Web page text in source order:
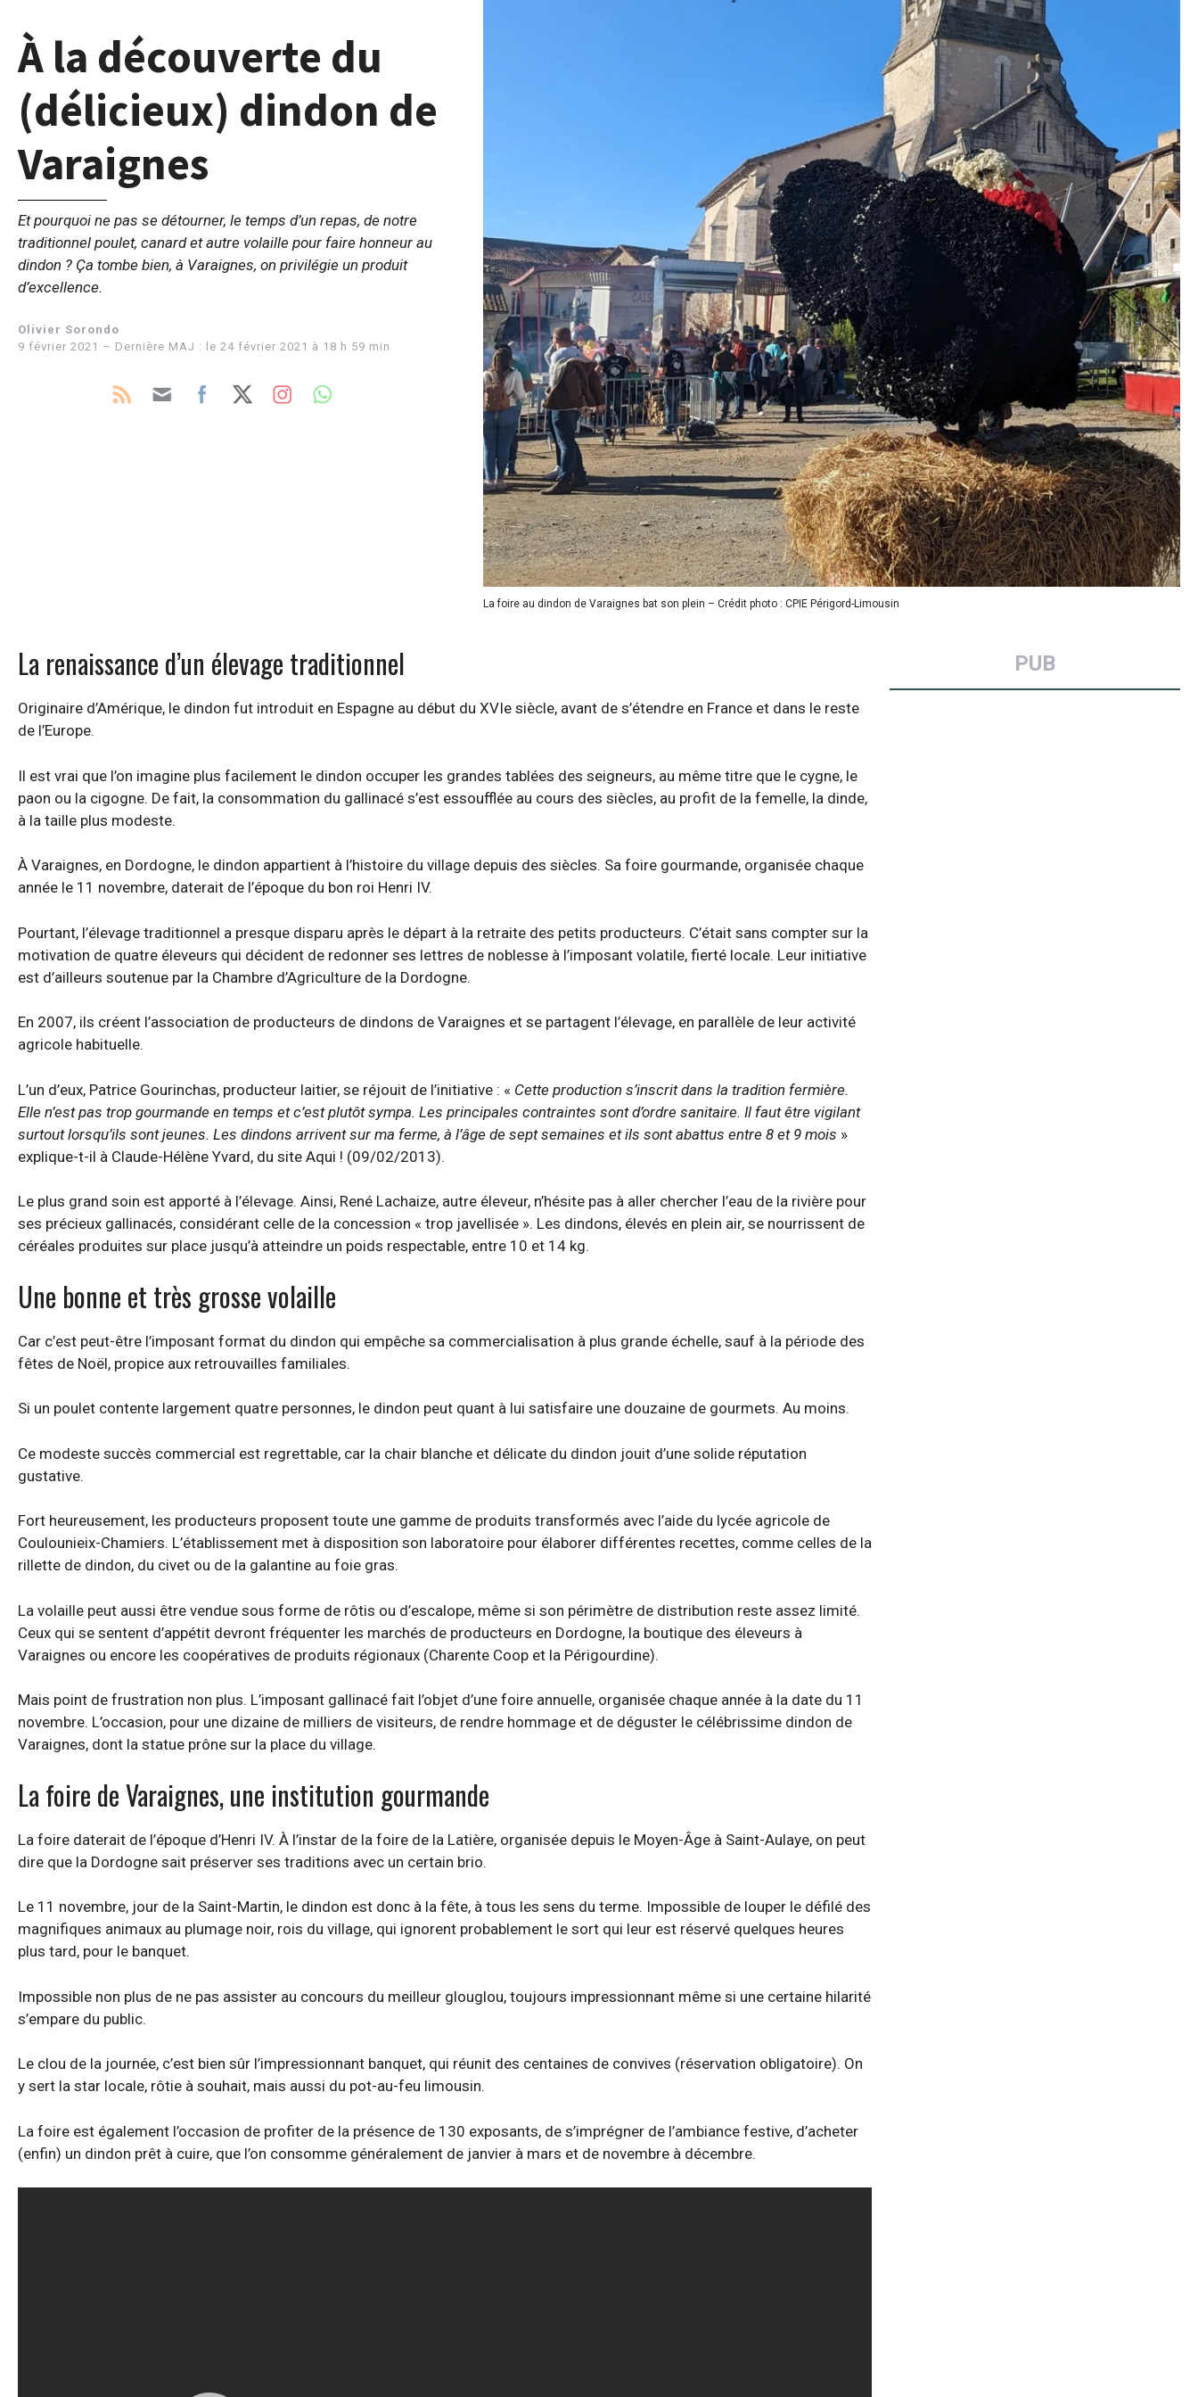
À la découverte du
(délicieux) dindon de
Varaignes
Et pourquoi ne pas se détourner, le temps d’un repas, de notre
traditionnel poulet, canard et autre volaille pour faire honneur au
dindon ? Ça tombe bien, à Varaignes, on privilégie un produit
d’excellence.
Olivier Sorondo
9 février 2021 – Dernière MAJ : le 24 février 2021 à 18 h 59 min
La foire au dindon de Varaignes bat son plein – Crédit photo : CPIE Périgord-Limousin
La renaissance d’un élevage traditionnel
Originaire d’Amérique, le dindon fut introduit en Espagne au début du XVIe siècle, avant de s’étendre en France et dans le reste
de l’Europe.
Il est vrai que l’on imagine plus facilement le dindon occuper les grandes tablées des seigneurs, au même titre que le cygne, le
paon ou la cigogne. De fait, la consommation du gallinacé s’est essoufflée au cours des siècles, au profit de la femelle, la dinde,
à la taille plus modeste.
À Varaignes, en Dordogne, le dindon appartient à l’histoire du village depuis des siècles. Sa foire gourmande, organisée chaque
année le 11 novembre, daterait de l’époque du bon roi Henri IV.
Pourtant, l’élevage traditionnel a presque disparu après le départ à la retraite des petits producteurs. C’était sans compter sur la
motivation de quatre éleveurs qui décident de redonner ses lettres de noblesse à l’imposant volatile, fierté locale. Leur initiative
est d’ailleurs soutenue par la Chambre d’Agriculture de la Dordogne.
En 2007, ils créent l’association de producteurs de dindons de Varaignes et se partagent l’élevage, en parallèle de leur activité
agricole habituelle.
L’un d’eux, Patrice Gourinchas, producteur laitier, se réjouit de l’initiative : « Cette production s’inscrit dans la tradition fermière.
Elle n’est pas trop gourmande en temps et c’est plutôt sympa. Les principales contraintes sont d’ordre sanitaire. Il faut être vigilant
surtout lorsqu’ils sont jeunes. Les dindons arrivent sur ma ferme, à l’âge de sept semaines et ils sont abattus entre 8 et 9 mois »
explique-t-il à Claude-Hélène Yvard, du site Aqui ! (09/02/2013).
Le plus grand soin est apporté à l’élevage. Ainsi, René Lachaize, autre éleveur, n’hésite pas à aller chercher l’eau de la rivière pour
ses précieux gallinacés, considérant celle de la concession « trop javellisée ». Les dindons, élevés en plein air, se nourrissent de
céréales produites sur place jusqu’à atteindre un poids respectable, entre 10 et 14 kg.
Une bonne et très grosse volaille
Car c’est peut-être l’imposant format du dindon qui empêche sa commercialisation à plus grande échelle, sauf à la période des
fêtes de Noël, propice aux retrouvailles familiales.
Si un poulet contente largement quatre personnes, le dindon peut quant à lui satisfaire une douzaine de gourmets. Au moins.
Ce modeste succès commercial est regrettable, car la chair blanche et délicate du dindon jouit d’une solide réputation
gustative.
Fort heureusement, les producteurs proposent toute une gamme de produits transformés avec l’aide du lycée agricole de
Coulounieix-Chamiers. L’établissement met à disposition son laboratoire pour élaborer différentes recettes, comme celles de la
rillette de dindon, du civet ou de la galantine au foie gras.
La volaille peut aussi être vendue sous forme de rôtis ou d’escalope, même si son périmètre de distribution reste assez limité.
Ceux qui se sentent d’appétit devront fréquenter les marchés de producteurs en Dordogne, la boutique des éleveurs à
Varaignes ou encore les coopératives de produits régionaux (Charente Coop et la Périgourdine).
Mais point de frustration non plus. L’imposant gallinacé fait l’objet d’une foire annuelle, organisée chaque année à la date du 11
novembre. L’occasion, pour une dizaine de milliers de visiteurs, de rendre hommage et de déguster le célébrissime dindon de
Varaignes, dont la statue prône sur la place du village.
La foire de Varaignes, une institution gourmande
La foire daterait de l’époque d’Henri IV. À l’instar de la foire de la Latière, organisée depuis le Moyen-Âge à Saint-Aulaye, on peut
dire que la Dordogne sait préserver ses traditions avec un certain brio.
Le 11 novembre, jour de la Saint-Martin, le dindon est donc à la fête, à tous les sens du terme. Impossible de louper le défilé des
magnifiques animaux au plumage noir, rois du village, qui ignorent probablement le sort qui leur est réservé quelques heures
plus tard, pour le banquet.
Impossible non plus de ne pas assister au concours du meilleur glouglou, toujours impressionnant même si une certaine hilarité
s’empare du public.
Le clou de la journée, c’est bien sûr l’impressionnant banquet, qui réunit des centaines de convives (réservation obligatoire). On
y sert la star locale, rôtie à souhait, mais aussi du pot-au-feu limousin.
La foire est également l’occasion de profiter de la présence de 130 exposants, de s’imprégner de l’ambiance festive, d’acheter
(enfin) un dindon prêt à cuire, que l’on consomme généralement de janvier à mars et de novembre à décembre.
PUB